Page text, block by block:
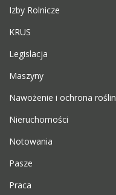
Izby Rolnicze
KRUS
Legislacja
Maszyny
Nawożenie i ochrona roślin
Nieruchomości
Notowania
Pasze
Praca